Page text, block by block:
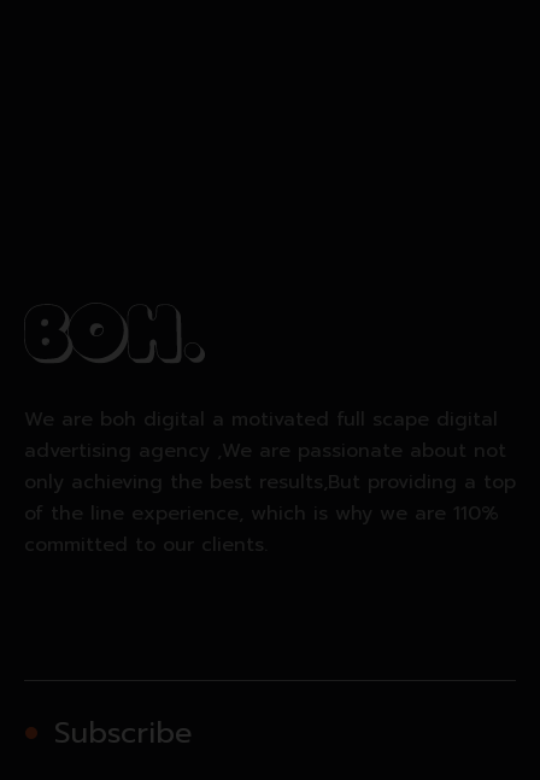
We are boh digital a motivated full scape digital
advertising agency ,We are passionate about not
only achieving the best results,But providing a top
of the line experience, which is why we are 110%
committed to our clients.
Subscribe